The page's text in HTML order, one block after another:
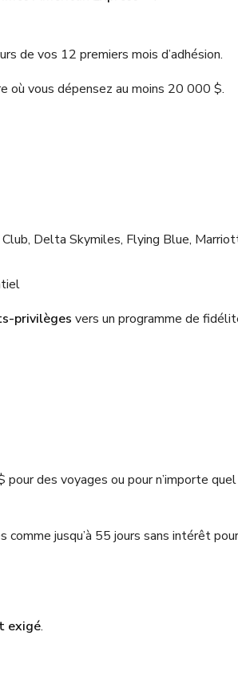
de vos 12 premiers mois d’adhésion.
où vous dépensez au moins 20 000 $.
Delta Skymiles, Flying Blue,
privilèges vers un programme de
des voyages ou pour n’importe
jusqu’à 55 jours sans intérêt pour
exigé.